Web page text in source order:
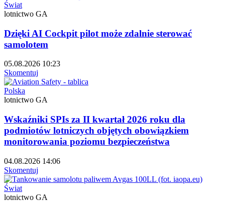
Świat
lotnictwo GA
Dzięki AI Cockpit pilot może zdalnie sterować
samolotem
05.08.2026 10:23
Skomentuj
Polska
lotnictwo GA
Wskaźniki SPIs za II kwartał 2026 roku dla
podmiotów lotniczych objętych obowiązkiem
monitorowania poziomu bezpieczeństwa
04.08.2026 14:06
Skomentuj
Świat
lotnictwo GA